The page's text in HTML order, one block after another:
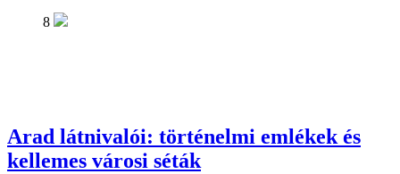
8
Arad látnivalói: történelmi emlékek és
kellemes városi séták